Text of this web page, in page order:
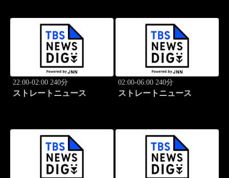
22:00-02:00 240分
ストレートニュース
02:00-06:00 240分
ストレートニュース